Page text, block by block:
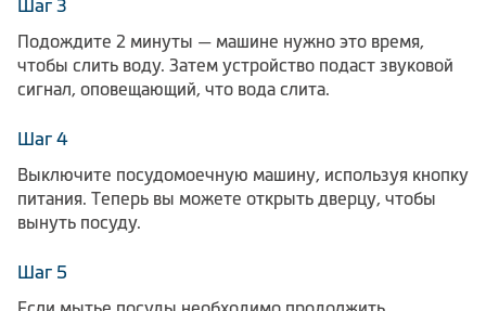
Шаг 3
Подождите 2 минуты — машине нужно это время,
чтобы слить воду. Затем устройство подаст звуковой
сигнал, оповещающий, что вода слита.
Шаг 4
Выключите посудомоечную машину, используя кнопку
питания. Теперь вы можете открыть дверцу, чтобы
вынуть посуду.
Шаг 5